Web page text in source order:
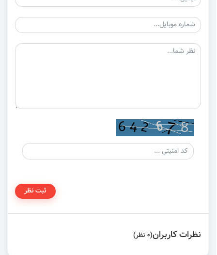
ثبت نظر
نظرات کاربران(0 نظر)